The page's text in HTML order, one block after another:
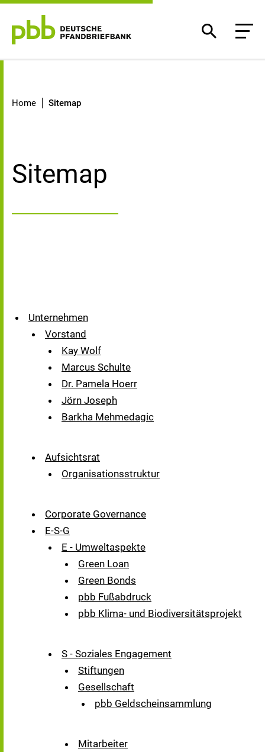
Home Sitemap
Sitemap
Unternehmen
Vorstand
Kay Wolf
Marcus Schulte
Dr. Pamela Hoerr
Jörn Joseph
Barkha Mehmedagic
Aufsichtsrat
Organisationsstruktur
Corporate Governance
E-S-G
E - Umweltaspekte
Green Loan
Green Bonds
pbb Fußabdruck
pbb Klima- und Biodiversitätsprojekt
S - Soziales Engagement
Stiftungen
Gesellschaft
pbb Geldscheinsammlung
Mitarbeiter